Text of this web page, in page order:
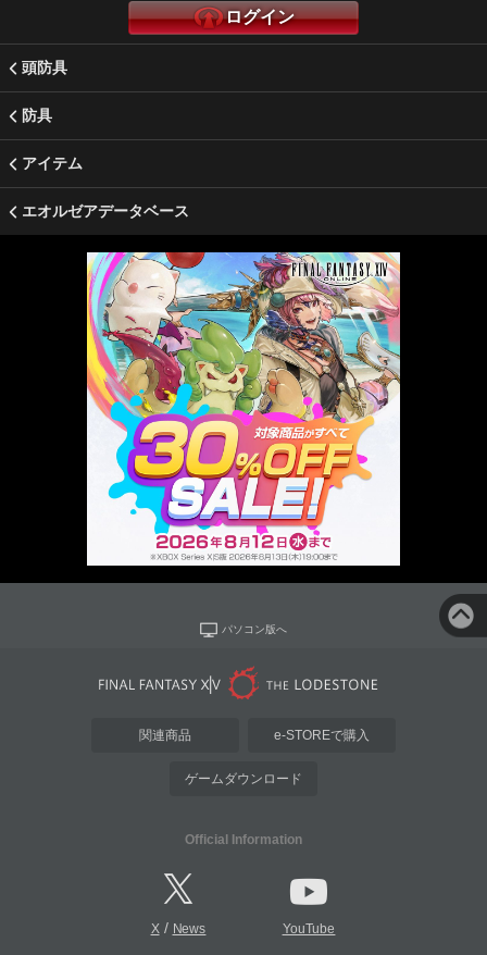
ログイン
頭防具
防具
アイテム
エオルゼアデータベース
パソコン版へ
関連商品 e-STOREで購入
ゲームダウンロード
Official Information
X/ News YouTube